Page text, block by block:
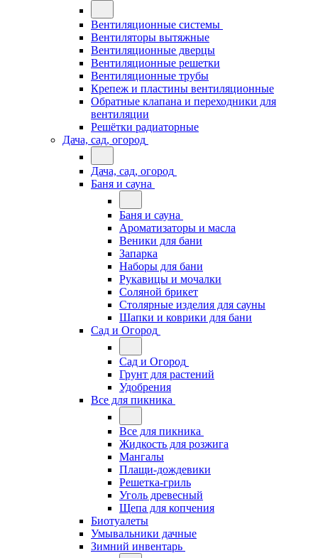
Вентиляционные системы
Вентиляторы вытяжные
Вентиляционные дверцы
Вентиляционные решетки
Вентиляционные трубы
Крепеж и пластины вентиляционные
Обратные клапана и переходники для
вентиляции
Решётки радиаторные
Дача, сад, огород
Дача, сад, огород
Баня и сауна
Баня и сауна
Ароматизаторы и масла
Веники для бани
Запарка
Наборы для бани
Рукавицы и мочалки
Соляной брикет
Столярные изделия для сауны
Шапки и коврики для бани
Сад и Огород
Сад и Огород
Грунт для растений
Удобрения
Все для пикника
Все для пикника
Жидкость для розжига
Мангалы
Плащи-дождевики
Решетка-гриль
Уголь древесный
Щепа для копчения
Биотуалеты
Умывальники дачные
Зимний инвентарь